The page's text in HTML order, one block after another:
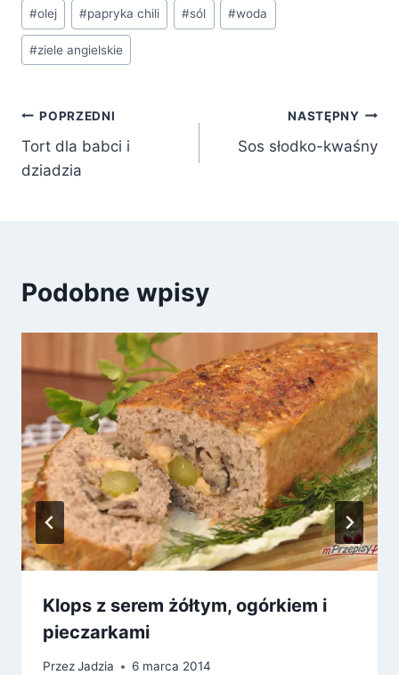
#olej #papryka chili #sól #woda
#ziele angielskie
Nawigacja
wpisu
POPRZEDNI
Tort dla babci i
dziadzia
NASTĘPNY
Sos słodko-kwaśny
Podobne wpisy
Klops z serem żółtym, ogórkiem i
pieczarkami
PrzezJadzia 6 marca 2014